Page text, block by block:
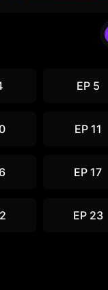
EP 5
EP 11
EP 17
EP 23